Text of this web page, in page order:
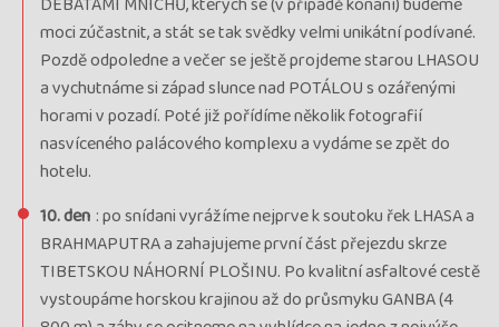
moci zúčastnit, a stát se tak svědky velmi unikátní podívané.
Pozdě odpoledne a večer se ještě projdeme starou LHASOU
a vychutnáme si západ slunce nad POTÁLOU s ozářenými
horami v pozadí. Poté již pořídíme několik fotografií
nasvíceného palácového komplexu a vydáme se zpět do
hotelu.
10. den : po snídani vyrážíme nejprve k soutoku řek LHASA a
BRAHMAPUTRA a zahajujeme první část přejezdu skrze
TIBETSKOU NÁHORNÍ PLOŠINU. Po kvalitní asfaltové cestě
vystoupáme horskou krajinou až do průsmyku GANBA (4